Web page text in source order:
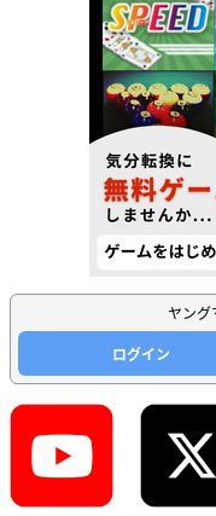
ヤング
ログイン